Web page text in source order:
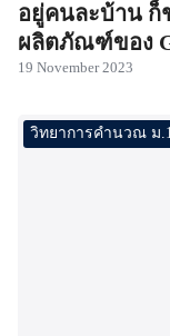
อยู่คนละบ้าน ก็
ผลิตภัณฑ์ของ
19 November 2023
วิทยาการคำนวณ ม